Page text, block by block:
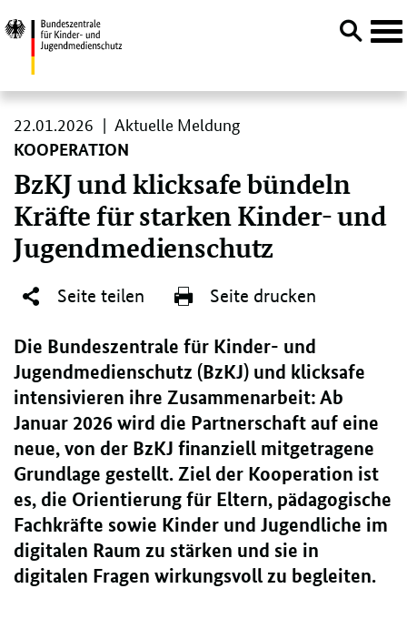
Direktlink:
KOOPERATION
BzKJ und klicksafe bündeln
Kräfte für starken Kinder- und
Jugendmedienschutz
22.01.2026 22.
01.
2026
Aktuelle Meldung
Seite teilen Seite drucken
Die Bundeszentrale für Kinder- und
Jugendmedienschutz (BzKJ) und klicksafe
intensivieren ihre Zusammenarbeit: Ab
Januar 2026 wird die Partnerschaft auf eine
neue, von der BzKJ finanziell mitgetragene
Grundlage gestellt. Ziel der Kooperation ist
es, die Orientierung für Eltern, pädagogische
Fachkräfte sowie Kinder und Jugendliche im
digitalen Raum zu stärken und sie in
digitalen Fragen wirkungsvoll zu begleiten.